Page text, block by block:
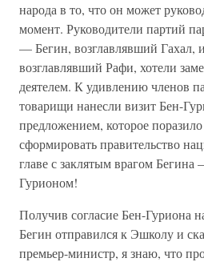
народа в то, что он может
момент. Руководители партий
— Бегин, возглавлявший Гахал,
возглавлявший Рафи, хотели
деятелем. К удивлению членов
товарищи нанесли визит Бен-
предложением, которое
сформировать правительство
главе с заклятым врагом
Гурионом!
Получив согласие Бен-Гуриона
Бегин отправился к Эшколу и
премьер-министр, я знаю, что